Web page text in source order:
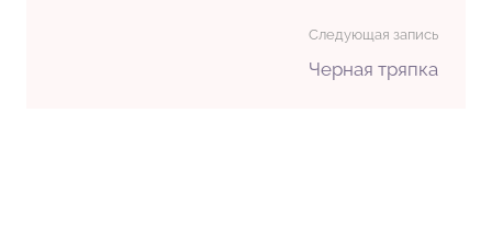
Следующая запись
Черная тряпка